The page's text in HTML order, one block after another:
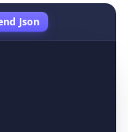
Json